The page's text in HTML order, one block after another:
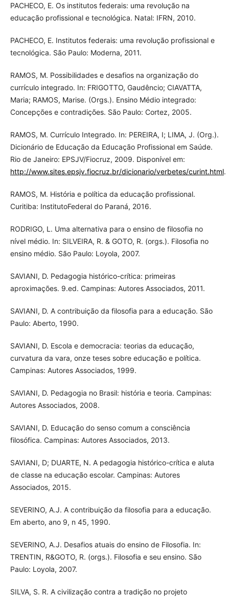
PACHECO, E. Os institutos federais: uma revolução na
educação profissional e tecnológica. Natal: IFRN, 2010.
PACHECO, E. Institutos federais: uma revolução profissional e
tecnológica. São Paulo: Moderna, 2011.
RAMOS, M. Possibilidades e desafios na organização do
currículo integrado. In: FRIGOTTO, Gaudêncio; CIAVATTA,
Maria; RAMOS, Marise. (Orgs.). Ensino Médio integrado:
Concepções e contradições. São Paulo: Cortez, 2005.
RAMOS, M. Currículo Integrado. In: PEREIRA, I; LIMA, J. (Org.).
Dicionário de Educação da Educação Profissional em Saúde.
Rio de Janeiro: EPSJV/Fiocruz, 2009. Disponível em:
http://www.sites.epsjv.fiocruz.br/dicionario/verbetes/curint.html.
RAMOS, M. História e política da educação profissional.
Curitiba: InstitutoFederal do Paraná, 2016.
RODRIGO, L. Uma alternativa para o ensino de filosofia no
nível médio. In: SILVEIRA, R. & GOTO, R. (orgs.). Filosofia no
ensino médio. São Paulo: Loyola, 2007.
SAVIANI, D. Pedagogia histórico-crítica: primeiras
aproximações. 9.ed. Campinas: Autores Associados, 2011.
SAVIANI, D. A contribuição da filosofia para a educação. São
Paulo: Aberto, 1990.
SAVIANI, D. Escola e democracia: teorias da educação,
curvatura da vara, onze teses sobre educação e política.
Campinas: Autores Associados, 1999.
SAVIANI, D. Pedagogia no Brasil: história e teoria. Campinas:
Autores Associados, 2008.
SAVIANI, D. Educação do senso comum a consciência
filosófica. Campinas: Autores Associados, 2013.
SAVIANI, D; DUARTE, N. A pedagogia histórico-crítica e aluta
de classe na educação escolar. Campinas: Autores
Associados, 2015.
SEVERINO, A.J. A contribuição da filosofia para a educação.
Em aberto, ano 9, n 45, 1990.
SEVERINO, A.J. Desafios atuais do ensino de Filosofia. In:
TRENTIN, R&GOTO, R. (orgs.). Filosofia e seu ensino. São
Paulo: Loyola, 2007.
SILVA, S. R. A civilização contra a tradição no projeto